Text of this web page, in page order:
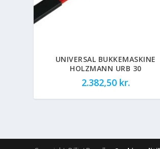
UNIVERSAL BUKKEMASKINE
HOLZMANN URB 30
2.382,50 kr.